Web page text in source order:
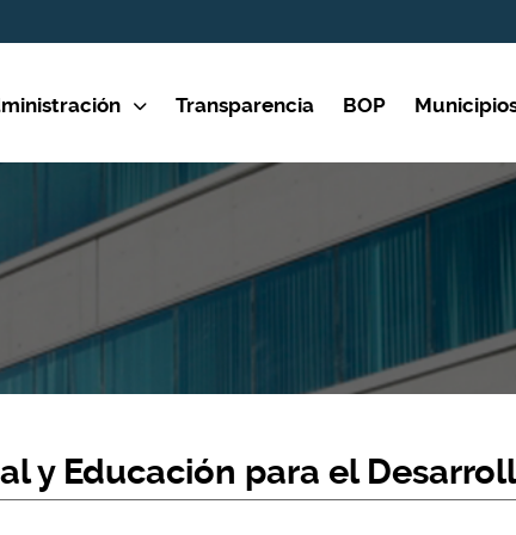
Transparencia BOP
y Educación para el